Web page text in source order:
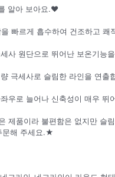
알아 보아요.♥
빠르게 흡수하여 건조하고 쾌
사 원단으로 뛰어난 보온기능
극세사로 슬림한 라인을 연출
우로 늘어나 신축성이 매우 뛰
제품이라 불편함은 없지만 슬
문해 주세요.★